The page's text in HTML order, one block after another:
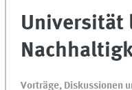
Universität
Vorträge, Diskussionen